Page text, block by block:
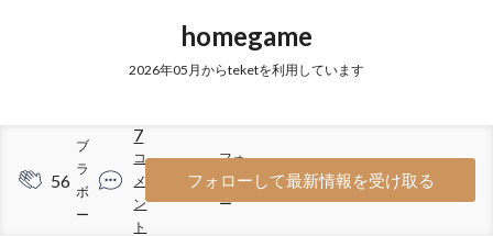
homegame
2026年05月からteketを利用しています
56
ブ
ラ
ボ
ー
7
コ
メ
ン
ト
35
フォ
ロワ
ー
フォローして最新情報を受け取る